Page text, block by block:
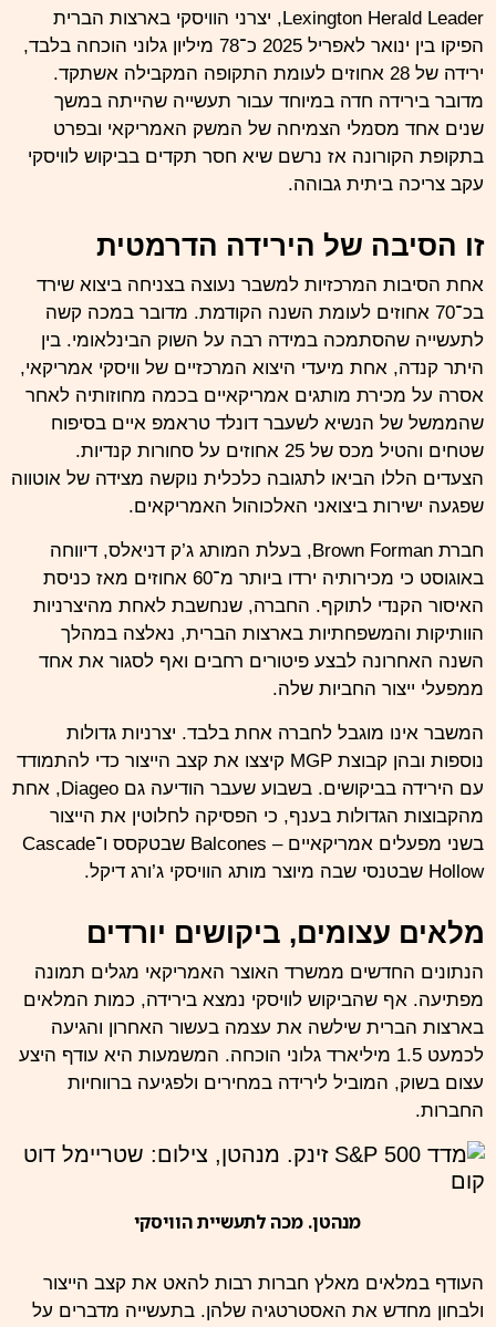
Lexington Herald Leader, יצרני הוויסקי בארצות הברית
הפיקו בין ינואר לאפריל 2025 כ־78 מיליון גלוני הוכחה בלבד,
ירידה של 28 אחוזים לעומת התקופה המקבילה אשתקד.
מדובר בירידה חדה במיוחד עבור תעשייה שהייתה במשך
שנים אחד מסמלי הצמיחה של המשק האמריקאי ובפרט
בתקופת הקורונה אז נרשם שיא חסר תקדים בביקוש לוויסקי
עקב צריכה ביתית גבוהה.
זו הסיבה של הירידה הדרמטית
אחת הסיבות המרכזיות למשבר נעוצה בצניחה ביצוא שירד
בכ־70 אחוזים לעומת השנה הקודמת. מדובר במכה קשה
לתעשייה שהסתמכה במידה רבה על השוק הבינלאומי. בין
היתר קנדה, אחת מיעדי היצוא המרכזיים של וויסקי אמריקאי,
אסרה על מכירת מותגים אמריקאיים בכמה מחוזותיה לאחר
שהממשל של הנשיא לשעבר דונלד טראמפ איים בסיפוח
שטחים והטיל מכס של 25 אחוזים על סחורות קנדיות.
הצעדים הללו הביאו לתגובה כלכלית נוקשה מצידה של אוטווה
שפגעה ישירות ביצואני האלכוהול האמריקאים.
חברת Brown Forman, בעלת המותג ג’ק דניאלס, דיווחה
באוגוסט כי מכירותיה ירדו ביותר מ־60 אחוזים מאז כניסת
האיסור הקנדי לתוקף. החברה, שנחשבת לאחת מהיצרניות
הוותיקות והמשפחתיות בארצות הברית, נאלצה במהלך
השנה האחרונה לבצע פיטורים רחבים ואף לסגור את אחד
ממפעלי ייצור החביות שלה.
המשבר אינו מוגבל לחברה אחת בלבד. יצרניות גדולות
נוספות ובהן קבוצת MGP קיצצו את קצב הייצור כדי להתמודד
עם הירידה בביקושים. בשבוע שעבר הודיעה גם Diageo, אחת
מהקבוצות הגדולות בענף, כי הפסיקה לחלוטין את הייצור
בשני מפעלים אמריקאיים – Balcones שבטקסס ו־Cascade
Hollow שבטנסי שבה מיוצר מותג הוויסקי ג’ורג דיקל.
מלאים עצומים, ביקושים יורדים
הנתונים החדשים ממשרד האוצר האמריקאי מגלים תמונה
מפתיעה. אף שהביקוש לוויסקי נמצא בירידה, כמות המלאים
בארצות הברית שילשה את עצמה בעשור האחרון והגיעה
לכמעט 1.5 מיליארד גלוני הוכחה. המשמעות היא עודף היצע
עצום בשוק, המוביל לירידה במחירים ולפגיעה ברווחיות
החברות.
מנהטן. מכה לתעשיית הוויסקי
העודף במלאים מאלץ חברות רבות להאט את קצב הייצור
ולבחון מחדש את האסטרטגיה שלהן. בתעשייה מדברים על